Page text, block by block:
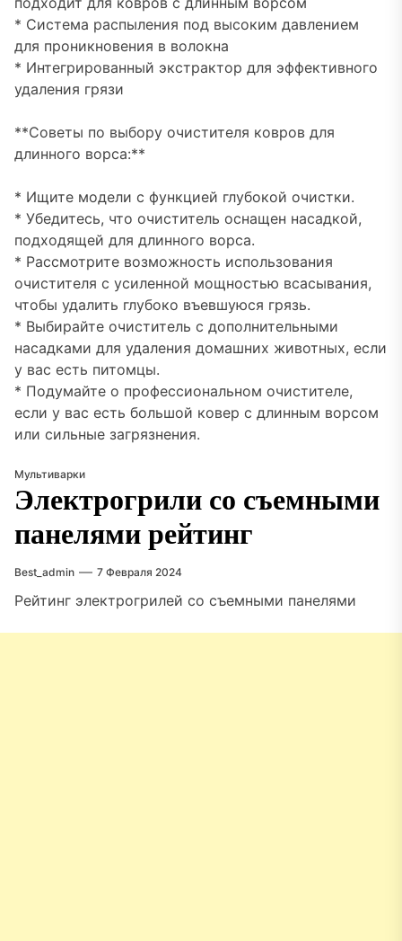
* Система распыления под высоким давлением
для проникновения в волокна
* Интегрированный экстрактор для эффективного
удаления грязи
**Советы по выбору очистителя ковров для
длинного ворса:**
* Ищите модели с функцией глубокой очистки.
* Убедитесь, что очиститель оснащен насадкой,
подходящей для длинного ворса.
* Рассмотрите возможность использования
очистителя с усиленной мощностью всасывания,
чтобы удалить глубоко въевшуюся грязь.
* Выбирайте очиститель с дополнительными
насадками для удаления домашних животных, если
у вас есть питомцы.
* Подумайте о профессиональном очистителе,
если у вас есть большой ковер с длинным ворсом
или сильные загрязнения.
Мультиварки
Электрогрили со съемными
панелями рейтинг
Best_admin 7 Февраля 2024
Рейтинг электрогрилей со съемными панелями